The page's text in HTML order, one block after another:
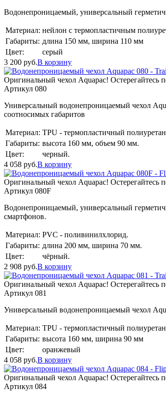
Водонепроницаемый, универсальный
Материал: нейлон с термопластичным
Габариты: длина 150 мм, ширина 110 мм
Цвет:
серый
3 200 руб.В корзину
Оригинальный чехол Aquapac! Остерегайтесь
Артикул 080
Универсальный водонепроницаемый чехол
соотносимых габаритов
Материал: TPU - термопластичный
Габариты: высота 160 мм, объем 90 мм.
Цвет:
черный.
4 058 руб.В корзину
Оригинальный чехол Aquapac! Остерегайтесь
Артикул 080F
Водонепроницаемый, универсальный
смартфонов.
Материал: PVC - поливинилхлорид.
Габариты: длина 200 мм, ширина 70 мм.
Цвет:
чёрный.
2 908 руб.В корзину
Оригинальный чехол Aquapac! Остерегайтесь
Артикул 081
Универсальный водонепроницаемый чехол
Материал: TPU - термопластичный
Габариты: высота 160 мм, ширина 90 мм
Цвет:
оранжевый
4 058 руб.В корзину
Оригинальный чехол Aquapac! Остерегайтесь
Артикул 084